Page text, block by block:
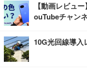
【動画レビュ
ouTubeチャン
10G光回線導入